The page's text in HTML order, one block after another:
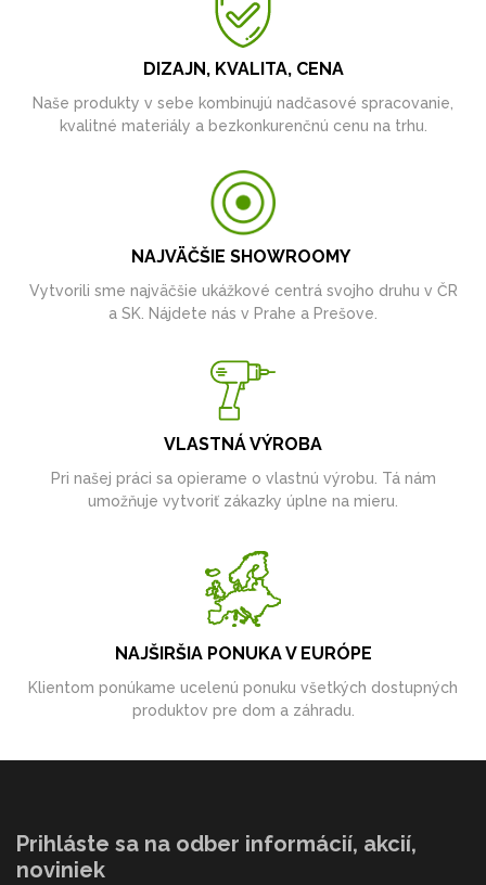
DIZAJN, KVALITA, CENA
Naše produkty v sebe kombinujú nadčasové spracovanie,
kvalitné materiály a bezkonkurenčnú cenu na trhu.
NAJVÄČŠIE SHOWROOMY
Vytvorili sme najväčšie ukážkové centrá svojho druhu v ČR
a SK. Nájdete nás v Prahe a Prešove.
VLASTNÁ VÝROBA
Pri našej práci sa opierame o vlastnú výrobu. Tá nám
umožňuje vytvoriť zákazky úplne na mieru.
NAJŠIRŠIA PONUKA V EURÓPE
Klientom ponúkame ucelenú ponuku všetkých dostupných
produktov pre dom a záhradu.
Prihláste sa na odber informácií, akcií,
noviniek